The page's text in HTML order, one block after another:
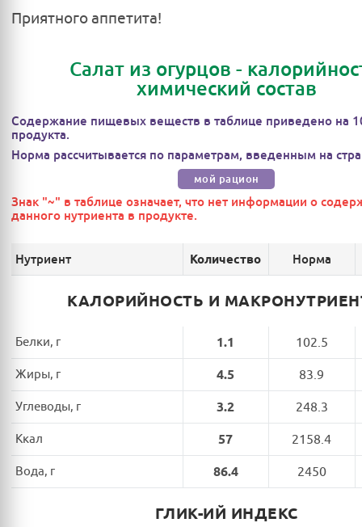
Приятного аппетита!
Салат из огурцов -
химический состав
Содержание пищевых веществ в таблице приведено на
продукта.
Норма рассчитывается по параметрам, введенным на
мой рацион
Знак "~" в таблице означает, что нет информации о
данного нутриента в продукте.
Нутриент Количество Норма
КАЛОРИЙНОСТЬ И
Белки, г 1.1 102.5
Жиры, г 4.5 83.9
Углеводы, г 3.2 248.3
Ккал 57 2158.4
Вода, г 86.4 2450
ГЛИК-ИЙ ИНДЕКС